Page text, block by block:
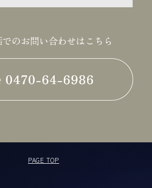
のお問い合わせはこちら
PAGE TOP